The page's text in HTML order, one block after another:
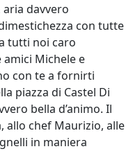
davvero
con tutte
tutti noi caro
Michele e
con te a fornirti
piazza di Castel Di
bella d’animo. Il
allo chef Maurizio, alle
in maniera